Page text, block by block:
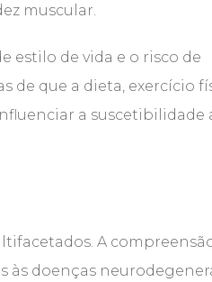
muscular.
estilo de vida e o risco de
de que a dieta, exercício
a suscetibilidade
A
às doenças